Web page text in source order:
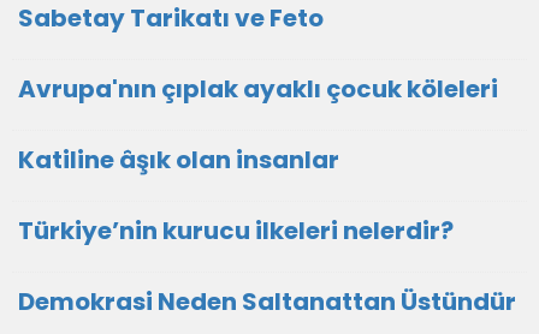
Sabetay Tarikatı ve Feto
Avrupa'nın çıplak ayaklı çocuk köleleri
Katiline âşık olan insanlar
Türkiye’nin kurucu ilkeleri nelerdir?
Demokrasi Neden Saltanattan Üstündür